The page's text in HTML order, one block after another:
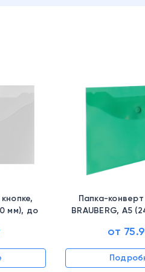
мм), до
Папка-конверт
BRAUBERG, А5
0,15 мм,
от